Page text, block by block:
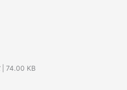
| 74.00 KB